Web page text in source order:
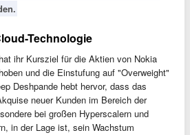
Technologie
ihr Kursziel für die Aktien von Nokia
und die Einstufung auf "Overweight"
Deshpande hebt hervor, dass das
neuer Kunden im Bereich der
bei großen Hyperscalern und
in der Lage ist, sein Wachstum